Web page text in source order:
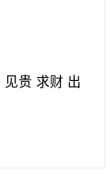
贵 求财 出